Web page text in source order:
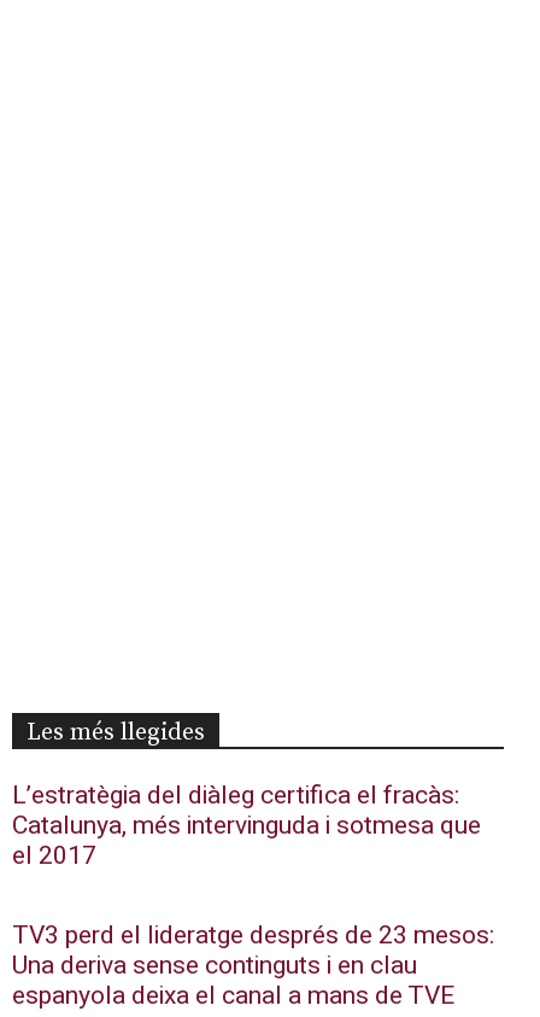
Les més llegides
L’estratègia del diàleg certifica el fracàs:
Catalunya, més intervinguda i sotmesa que
el 2017
TV3 perd el lideratge després de 23 mesos:
Una deriva sense continguts i en clau
espanyola deixa el canal a mans de TVE